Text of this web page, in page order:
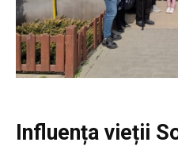
Influența vieții